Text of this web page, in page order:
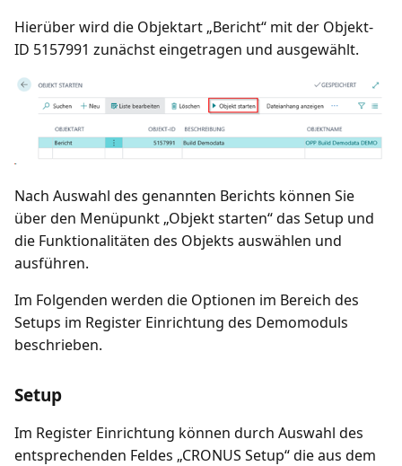
Hierüber wird die Objektart „Bericht“ mit der Objekt-
ID 5157991 zunächst eingetragen und ausgewählt.
Nach Auswahl des genannten Berichts können Sie
über den Menüpunkt „Objekt starten“ das Setup und
die Funktionalitäten des Objekts auswählen und
ausführen.
Im Folgenden werden die Optionen im Bereich des
Setups im Register Einrichtung des Demomoduls
beschrieben.
Setup
Im Register Einrichtung können durch Auswahl des
entsprechenden Feldes „CRONUS Setup“ die aus dem